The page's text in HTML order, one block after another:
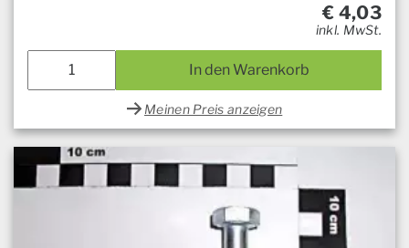
€ 4,03
inkl. MwSt.
In den Warenkorb
Meinen Preis anzeigen